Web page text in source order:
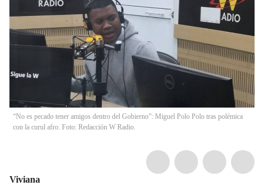
“No es pecado tener amigos dentro del Gobierno”: Miguel Polo Polo tras polémica
con la curul afro. Foto: Redacción W Radio.
Viviana